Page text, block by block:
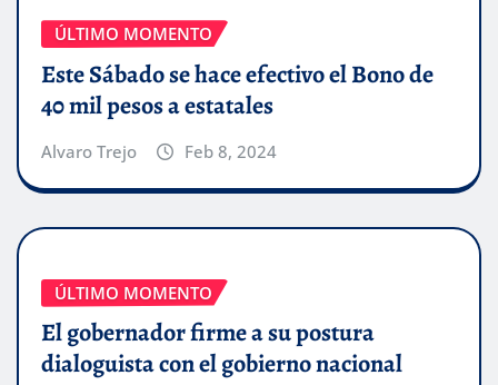
ÚLTIMO MOMENTO
Este Sábado se hace efectivo el Bono de
40 mil pesos a estatales
Alvaro Trejo Feb 8, 2024
ÚLTIMO MOMENTO
El gobernador firme a su postura
dialoguista con el gobierno nacional